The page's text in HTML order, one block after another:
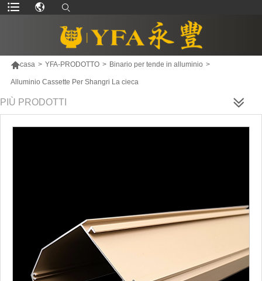
casa > YFA-PRODOTTO > Binario per tende in alluminio >
Alluminio Cassette Per Shangri La cieca
PIÙ PRODOTTI